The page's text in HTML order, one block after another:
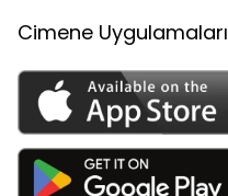
Cimene Uygulamaları